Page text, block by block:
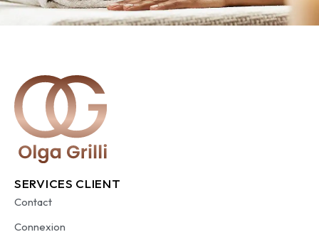
SERVICES CLIENT
Contact
Connexion